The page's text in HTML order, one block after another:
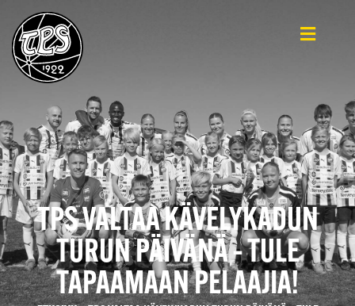
TPS VALTAA KÄVELYKADUN
TURUN PÄIVÄNÄ – TULE
TAPAAMAAN PELAAJIA!